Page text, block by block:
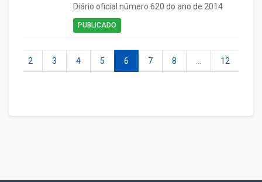
Diário oficial número 620 do ano de 2014
PUBLICADO
2 3 4 5 6 7 8 12